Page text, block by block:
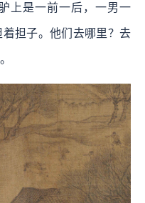
上是一前一后，一男一
担子。他们去哪里？去